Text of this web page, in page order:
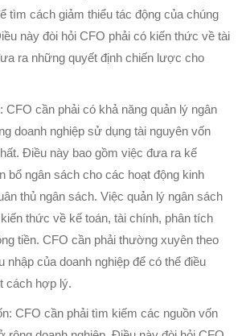
tìm cách giảm thiểu tác động của chúng
này đòi hỏi CFO phải có kiến thức về tài
ra những quyết định chiến lược cho
CFO cần phải có khả năng quản lý ngân
doanh nghiệp sử dụng tài nguyên vốn
Điều này bao gồm việc đưa ra kế
bổ ngân sách cho các hoạt động kinh
thủ ngân sách. Việc quản lý ngân sách
thức về kế toán, tài chính, phân tích
tiền. CFO cần phải thường xuyên theo
nhập của doanh nghiệp để có thể điều
cách hợp lý.
CFO cần phải tìm kiếm các nguồn vốn